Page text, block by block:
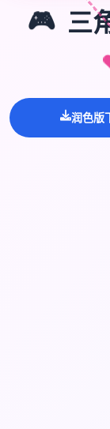
🎮 三
润色版